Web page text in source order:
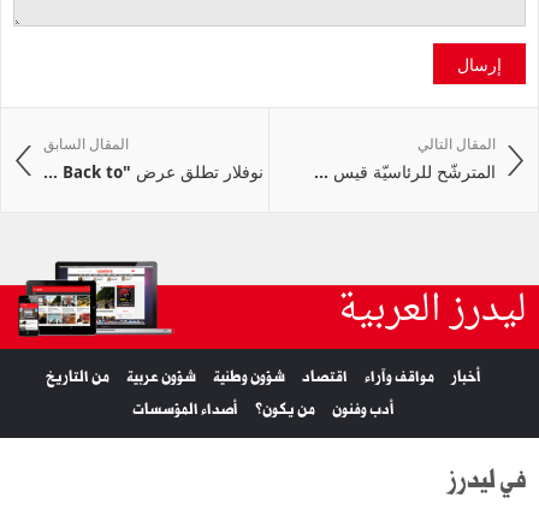
إرسال
المقال السابق
نوفلار تطلق عرض "Back to ...
المقال التالي
المترشّح للرئاسيّة قيس ...
ليدرز العربية
أخبار مواقف وآراء اقتصاد شؤون وطنية شؤون عربية
من التاريخ
أدب وفنون
من يكون؟ أصداء المؤسسات
في ليدرز